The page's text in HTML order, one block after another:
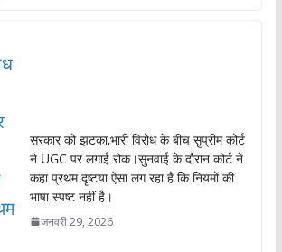
सरकार को झटका,भारी विरोध के बीच सुप्रीम कोर्ट
ने UGC पर लगाई रोक।सुनवाई के दौरान कोर्ट ने
कहा प्रथम दृष्टया ऐसा लग रहा है कि नियमों की
भाषा स्पष्ट नहीं है।
जनवरी 29, 2026